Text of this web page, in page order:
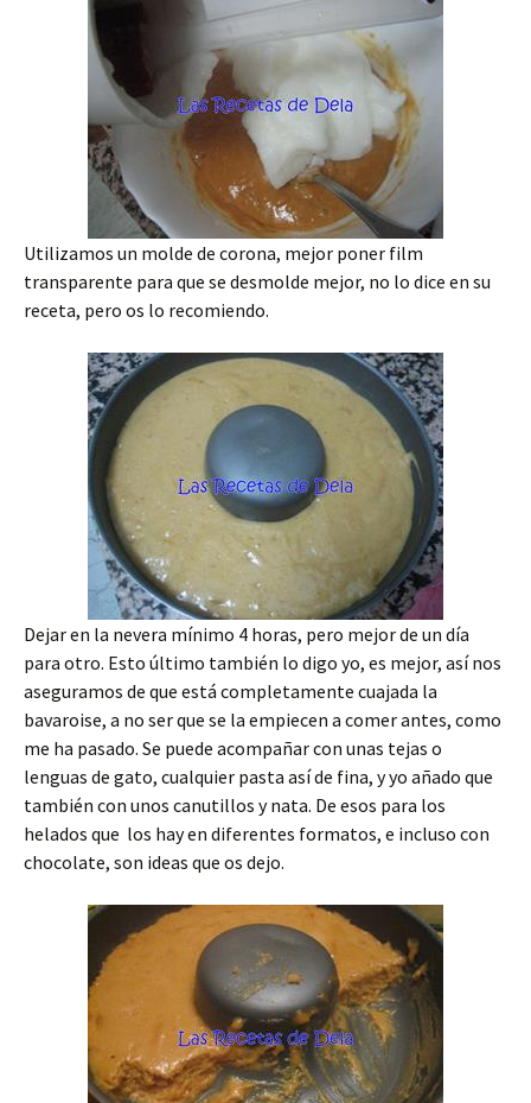
Utilizamos un molde de corona, mejor poner film
transparente para que se desmolde mejor, no lo dice en su
receta, pero os lo recomiendo.
Dejar en la nevera mínimo 4 horas, pero mejor de un día
para otro. Esto último también lo digo yo, es mejor, así nos
aseguramos de que está completamente cuajada la
bavaroise, a no ser que se la empiecen a comer antes, como
me ha pasado. Se puede acompañar con unas tejas o
lenguas de gato, cualquier pasta así de fina, y yo añado que
también con unos canutillos y nata. De esos para los
helados que los hay en diferentes formatos, e incluso con
chocolate, son ideas que os dejo.